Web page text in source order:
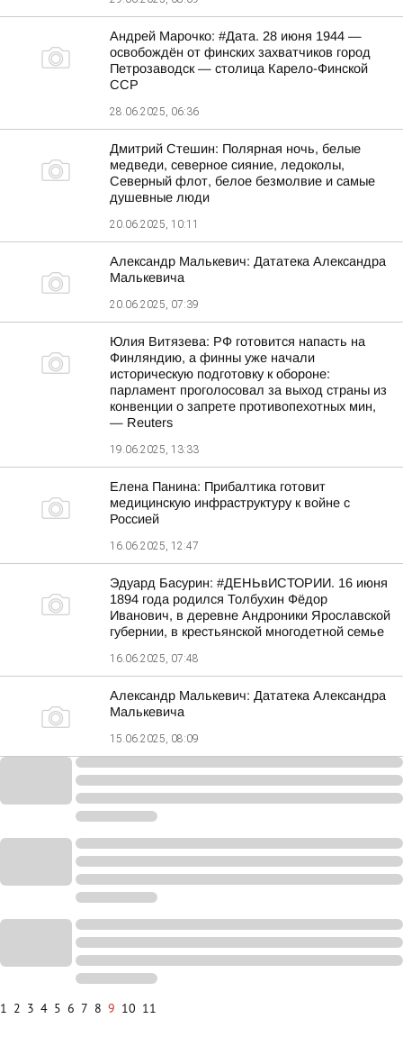
Андрей Марочко: #Дата. 28 июня 1944 —
освобождён от финских захватчиков город
Петрозаводск — столица Карело-Финской
ССР
28.06.2025, 06:36
Дмитрий Стешин: Полярная ночь, белые
медведи, северное сияние, ледоколы,
Северный флот, белое безмолвие и самые
душевные люди
20.06.2025, 10:11
Александр Малькевич: Дататека Александра
Малькевича
20.06.2025, 07:39
Юлия Витязева: РФ готовится напасть на
Финляндию, а финны уже начали
историческую подготовку к обороне:
парламент проголосовал за выход страны из
конвенции о запрете противопехотных мин,
— Reuters
19.06.2025, 13:33
Елена Панина: Прибалтика готовит
медицинскую инфраструктуру к войне с
Россией
16.06.2025, 12:47
Эдуард Басурин: #ДЕНЬвИСТОРИИ. 16 июня
1894 года родился Толбухин Фёдор
Иванович, в деревне Андроники Ярославской
губернии, в крестьянской многодетной семье
16.06.2025, 07:48
Александр Малькевич: Дататека Александра
Малькевича
15.06.2025, 08:09
1 2 3 4 5 6 7 8 9 10 11